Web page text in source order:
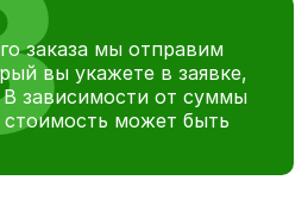
заказа мы отправим
вы укажете в заявке,
В зависимости от суммы
стоимость может быть